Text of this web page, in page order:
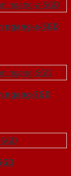
ngang-a-SGD
ngang-SGD